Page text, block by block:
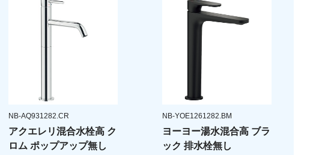
NB-AQ931282.CR
アクエレリ混合水栓高 ク
ロム ポップアップ無し
NB-YOE1261282.BM
ヨーヨー湯水混合高 ブラ
ック 排水栓無し